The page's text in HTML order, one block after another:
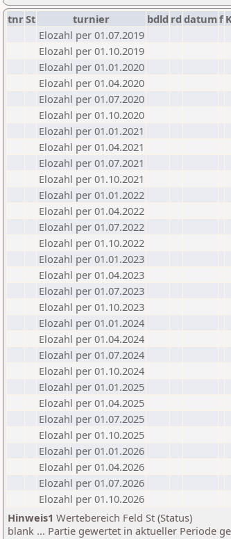
tnrSt turnier bdld rd datumf
Elozahl per 01.07.2019
Elozahl per 01.10.2019
Elozahl per 01.01.2020
Elozahl per 01.04.2020
Elozahl per 01.07.2020
Elozahl per 01.10.2020
Elozahl per 01.01.2021
Elozahl per 01.04.2021
Elozahl per 01.07.2021
Elozahl per 01.10.2021
Elozahl per 01.01.2022
Elozahl per 01.04.2022
Elozahl per 01.07.2022
Elozahl per 01.10.2022
Elozahl per 01.01.2023
Elozahl per 01.04.2023
Elozahl per 01.07.2023
Elozahl per 01.10.2023
Elozahl per 01.01.2024
Elozahl per 01.04.2024
Elozahl per 01.07.2024
Elozahl per 01.10.2024
Elozahl per 01.01.2025
Elozahl per 01.04.2025
Elozahl per 01.07.2025
Elozahl per 01.10.2025
Elozahl per 01.01.2026
Elozahl per 01.04.2026
Elozahl per 01.07.2026
Elozahl per 01.10.2026
Hinweis1 Wertebereich Feld St (Status)
blank ... Partie gewertet in aktueller Periode